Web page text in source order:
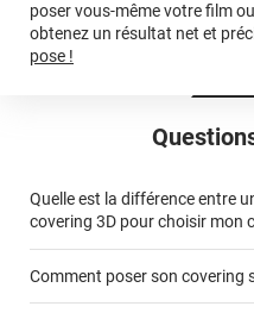
Quelle est la différence entre
covering 3D pour choisir mon
covering 2D
Comment poser son covering
poser vous-même votre film
obtenez un résultat net et
pose !